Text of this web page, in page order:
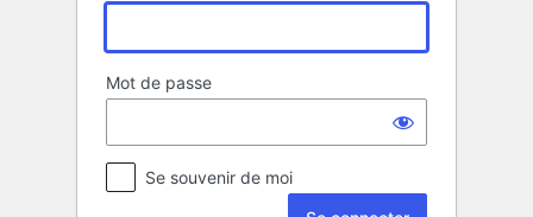
Mot de passe
Se souvenir de moi